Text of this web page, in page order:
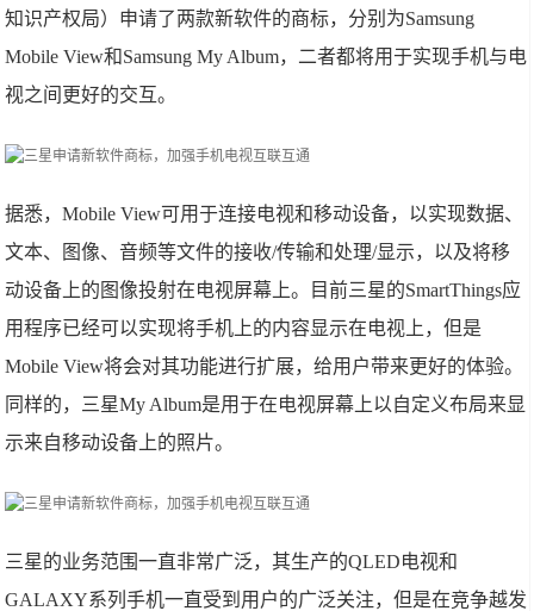
知识产权局）申请了两款新软件的商标，分别为Samsung
Mobile View和Samsung My Album，二者都将用于实现手机与电
视之间更好的交互。
据悉，Mobile View可用于连接电视和移动设备，以实现数据、
文本、图像、音频等文件的接收/传输和处理/显示，以及将移
动设备上的图像投射在电视屏幕上。目前三星的SmartThings应
用程序已经可以实现将手机上的内容显示在电视上，但是
Mobile View将会对其功能进行扩展，给用户带来更好的体验。
同样的，三星My Album是用于在电视屏幕上以自定义布局来显
示来自移动设备上的照片。
三星的业务范围一直非常广泛，其生产的QLED电视和
GALAXY系列手机一直受到用户的广泛关注，但是在竞争越发